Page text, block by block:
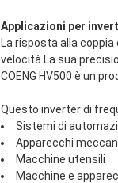
Applicazioni per
La risposta alla
velocità.La sua
COENG HV500 è un
Questo inverter di
Sistemi di
Apparecchi
Macchine utensili
Macchine e